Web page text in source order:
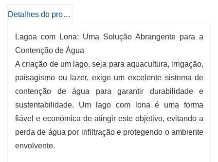
para tanques personalizadas, com base nas
- Opções de materiais: PEAD, PEBD, PVC e
outros
- Espessura: 0,2 mm a 3,0 mm (8 mil a cento e
vinte mil)
- Comprimento do rolo: 50m, 100m ou
personalizado por encomenda
- Cores: Preto (padrão), verde, branco, azul
Detalhes do produto
Lagoa com Lona: Uma Solução Abrangente para a
Contenção de Água
A criação de um lago, seja para aquacultura, irrigação,
paisagismo ou lazer, exige um excelente sistema de
contenção de água para garantir durabilidade e
sustentabilidade. Um lago com lona é uma forma
fiável e económica de atingir este objetivo, evitando a
perda de água por infiltração e protegendo o ambiente
envolvente.